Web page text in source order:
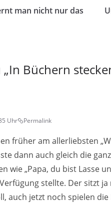
man nicht nur das
In Büchern
Uhr Permalink
früher am allerliebsten
dann auch gleich die
wie „Papa, du bist Lasse
stellte. Der sitzt
auch jetzt noch spielen